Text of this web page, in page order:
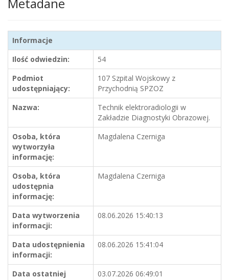
Informacje
Ilość odwiedzin:
54
Podmiot
udostępniający:
107 Szpital Wojskowy z
Przychodnią SPZOZ
Nazwa:
Technik elektroradiologii w
Zakładzie Diagnostyki Obrazowej.
Osoba, która
wytworzyła
informację:
Magdalena Czerniga
Osoba, która
udostępnia
informację:
Magdalena Czerniga
Data wytworzenia
informacji:
08.06.2026 15:40:13
Data udostępnienia
informacji:
08.06.2026 15:41:04
Data ostatniej
03.07.2026 06:49:01